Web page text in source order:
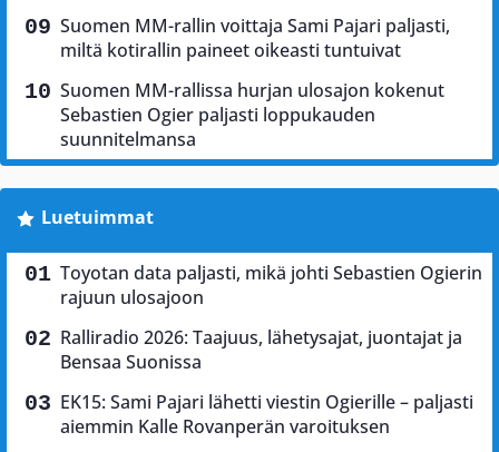
Suomen MM-rallin voittaja Sami Pajari paljasti,
miltä kotirallin paineet oikeasti tuntuivat
Suomen MM-rallissa hurjan ulosajon kokenut
Sebastien Ogier paljasti loppukauden
suunnitelmansa
Luetuimmat
Toyotan data paljasti, mikä johti Sebastien Ogierin
rajuun ulosajoon
Ralliradio 2026: Taajuus, lähetysajat, juontajat ja
Bensaa Suonissa
EK15: Sami Pajari lähetti viestin Ogierille – paljasti
aiemmin Kalle Rovanperän varoituksen